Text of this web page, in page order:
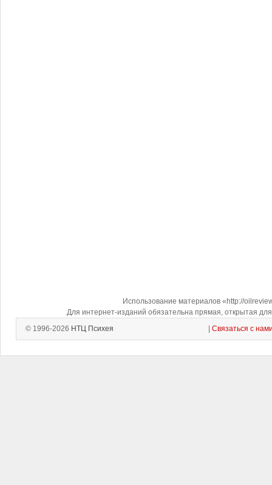
Использование материалов «http://
Для интернет-изданий обязательна прямая, открытая
© 1996-2026 НТЦ Психея Связаться с